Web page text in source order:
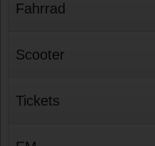
Fahrrad
Scooter
Tickets